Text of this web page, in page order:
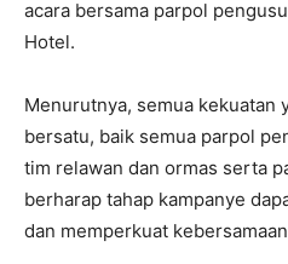
acara bersama parpol
Hotel.
Menurutnya, semua kekuatan
bersatu, baik semua parpol
tim relawan dan ormas serta
berharap tahap kampanye
dan memperkuat